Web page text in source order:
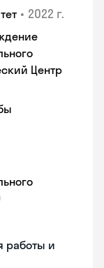
• 2022 г.
Центр
работы и